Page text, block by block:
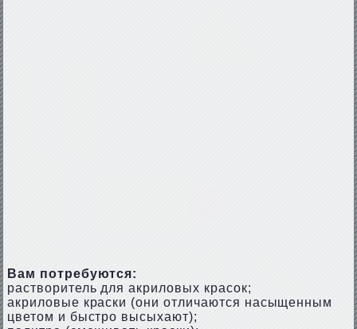
Вам потребуются:
растворитель для акриловых красок;
акриловые краски (они отличаются насыщенным
цветом и быстро высыхают);